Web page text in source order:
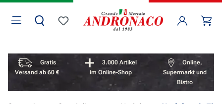
Zum Hauptinhalt springen
Du hast 0 Produkte auf dem Merkzettel
Vorteile überspringen
Gratis
Versand ab 60 €
3.000 Artikel
im Online-Shop
Online,
Supermarkt und
Bistro